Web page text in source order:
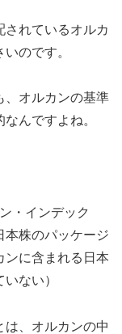
れているオルカ
のです。
、オルカンの基準
んですよね。
・インデック
本株のパッケージ
ンに含まれる日本
ない）
は、オルカンの中